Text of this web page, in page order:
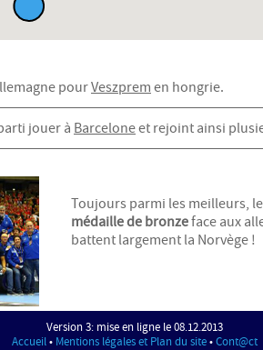
pourVeszprem en hongrie.
jouer à Barceloneet rejoint ainsi
Toujours parmi les meilleurs,
médaille de bronzeface aux
battent largement la Norvège !
Version 3: mise en ligne le 08.12.2013
Accueil• Mentions légales et Plan du site•Cont@ct